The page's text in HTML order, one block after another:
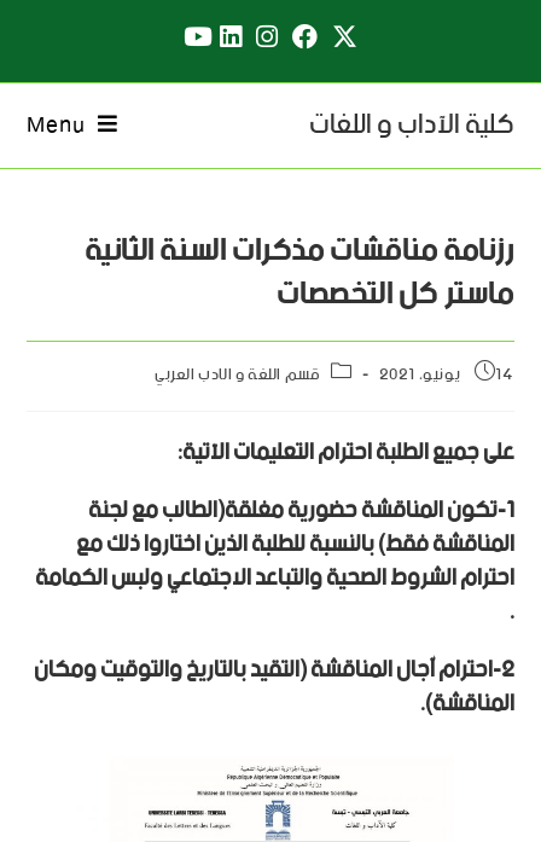
كلية الآداب و اللغات Menu
رزنامة مناقشات مذكرات السنة الثانية
ماستر كل التخصصات
14 يونيو، 2021 قسم اللغة و الادب العربي
على جميع الطلبة احترام التعليمات الآتية:
1-تكون المناقشة حضورية مغلقة(الطالب مع لجنة
المناقشة فقط) بالنسبة للطلبة الذين اختاروا ذلك مع
احترام الشروط الصحية والتباعد الاجتماعي ولبس الكمامة
.
2-احترام آجال المناقشة (التقيد بالتاريخ والتوقيت ومكان
المناقشة).